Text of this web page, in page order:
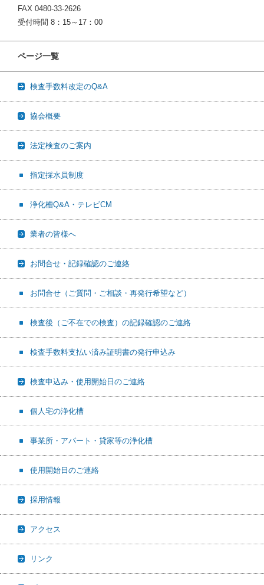
FAX 0480-33-2626
受付時間 8：15～17：00
ページ一覧
検査手数料改定のQ&A
協会概要
法定検査のご案内
指定採水員制度
浄化槽Q&A・テレビCM
業者の皆様へ
お問合せ・記録確認のご連絡
お問合せ（ご質問・ご相談・再発行希望など）
検査後（ご不在での検査）の記録確認のご連絡
検査手数料支払い済み証明書の発行申込み
検査申込み・使用開始日のご連絡
個人宅の浄化槽
事業所・アパート・貸家等の浄化槽
使用開始日のご連絡
採用情報
アクセス
リンク